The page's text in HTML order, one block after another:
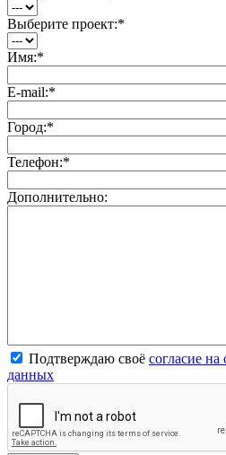
Выберите проект:*
Имя:*
E-mail:*
Город:*
Телефон:*
Дополнительно:
Подтверждаю своё согласие
данных